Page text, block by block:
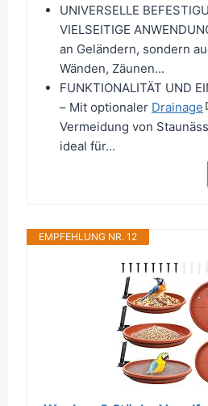
UNIVERSELLE
VIELSEITIGE
an Geländern, sondern
Wänden, Zäunen...
FUNKTIONALITÄT UND
– Mit optionaler Drainage
Vermeidung von
ideal für...
EMPFEHLUNG NR. 12